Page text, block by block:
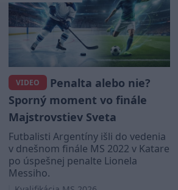
VIDEO
Penalta alebo nie?
Sporný moment vo finále
Majstrovstiev Sveta
Futbalisti Argentíny išli do vedenia
v dnešnom finále MS 2022 v Katare
po úspešnej penalte Lionela
Messiho.